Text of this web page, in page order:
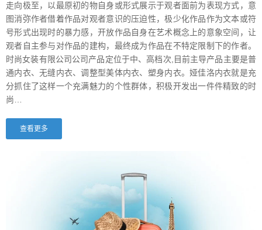
走向极至，以最原初的物自身或形式展示于观者面前为表现方式，意
图消弥作者借着作品对观者意识的压迫性，极少化作品作为文本或符
号形式出现时的暴力感，开放作品自身在艺术概念上的意象空间，让
观者自主参与对作品的建构，最终成为作品在不特定限制下的作者。
时尚女装有限公司公司产品定位于中、高档次,目前主导产品主要是普
通内衣、无缝内衣、调整型美体内衣、塑身内衣。娅佳洛内衣就是充
分抓住了这样一个充满魅力的个性群体，积极开发出一件件精致的时
尚…
查看更多